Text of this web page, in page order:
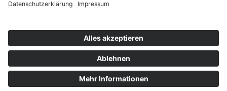
© 2026 Vogel Energietechnik GmbH | Waldfischbacher Str.